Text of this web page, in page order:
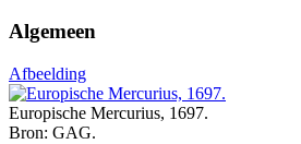
Algemeen
Afbeelding
Europische Mercurius, 1697.
Bron: GAG.